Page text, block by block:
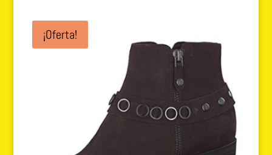
era:
145.00 €.
es:
¡Oferta!